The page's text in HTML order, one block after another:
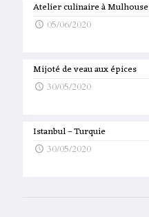
Atelier culinaire à Mulhouse
05/06/2020
Mijoté de veau aux épices
30/05/2020
Istanbul – Turquie
30/05/2020